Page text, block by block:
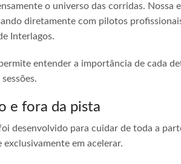
o universo das corridas.
diretamente com pilotos
Interlagos.
entender a importância de cada
e fora da pista
desenvolvido para cuidar de toda a
em acelerar.